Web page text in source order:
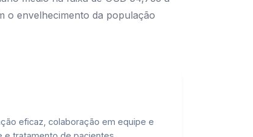
o envelhecimento da população
eficaz, colaboração em equipe e